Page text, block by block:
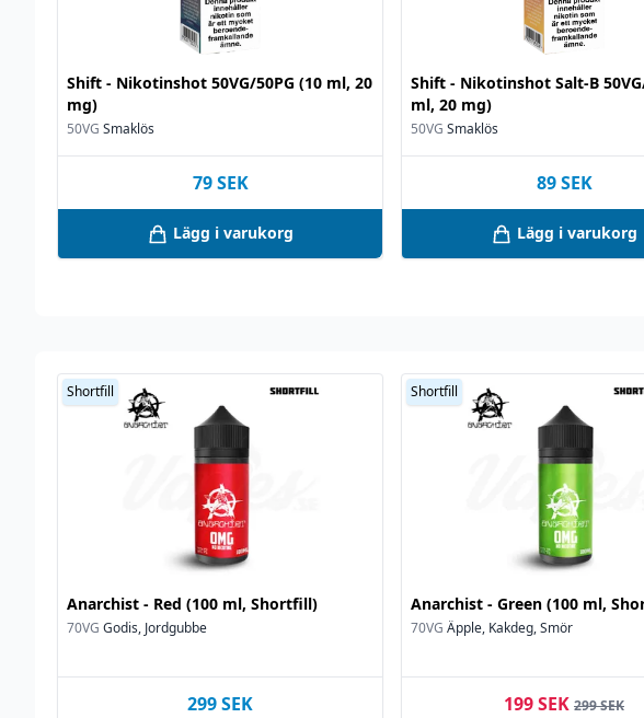
Shift - Nikotinshot 50VG/50PG (10 ml, 20
mg)
50VG Smaklös
79 SEK
Lägg i varukorg
Shift - Nikotinshot Salt-B
ml, 20 mg)
50VG Smaklös
89 SEK
Lägg i varukorg
Anarchist - Red (100 ml, Shortfill)
70VG Godis, Jordgubbe
Shortfill
299SEK
Anarchist - Green (100 ml,
70VG Äpple, Kakdeg, Smör
Shortfill
199 SEK 299 SEK